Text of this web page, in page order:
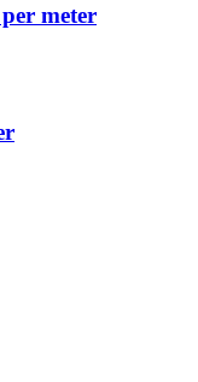
meter